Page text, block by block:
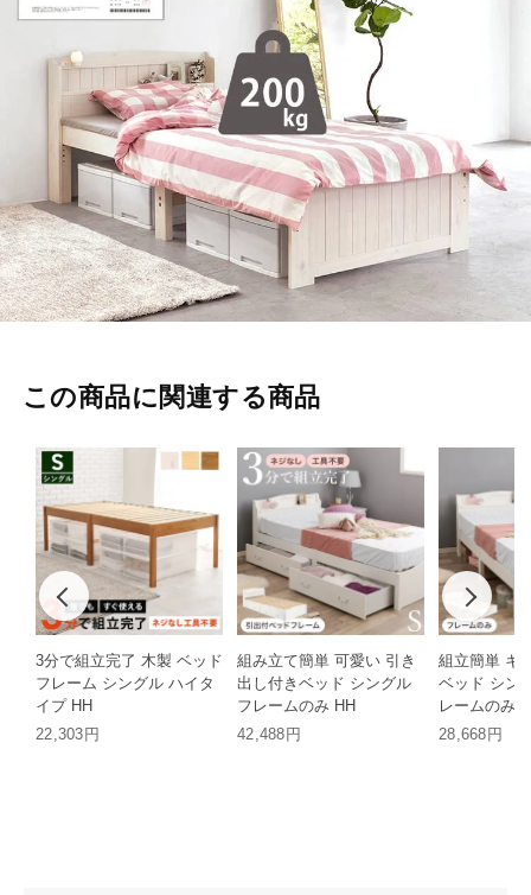
この商品に関連する商品
3分で組立完了 木製 ベッド
フレーム シングル ハイタ
イプ HH
22,303円
組み立て簡単 可愛い 引き
出し付きベッド シングル
フレームのみ HH
42,488円
組立簡単 キ
ベッド シン
レームのみ
28,668円